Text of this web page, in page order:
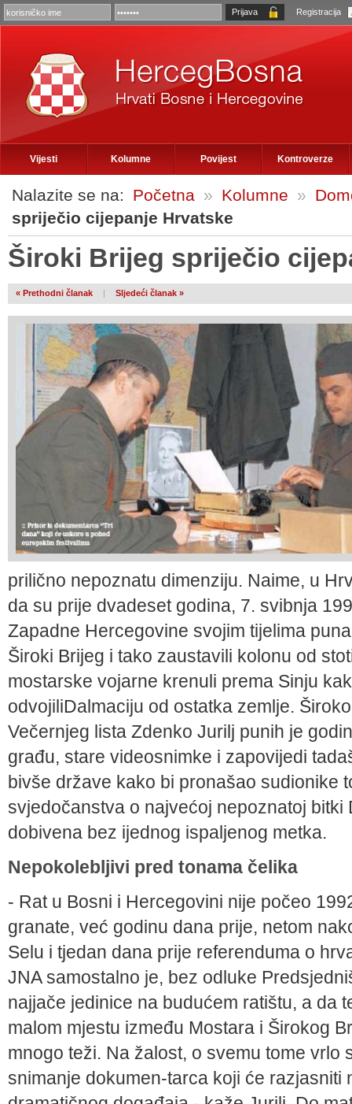
Registracija
Vijesti Kolumne Povijest Kontroverze
Nalazite se na: Početna » Kolumne »
spriječio cijepanje Hrvatske
Široki Brijeg spriječio
« Prethodni članak | Sljedeći članak »
prilično nepoznatu dimenzi­ju. Naime, u
da su prije dvadeset godina, 7. svib­nja
Zapadne Hercegovine svojim tijelima
Široki Brijeg i tako zaustavili kolonu od
mostarske vojarne krenuli prema Sinju
odvojiliDalmaciju od ostatka zemlje.
Večernjeg lista Zdenko Jurilj punih je
građu, stare videosnimke i zapovi­jedi
bivše države kako bi pronašao sudionike
svjedočan­stva o najvećoj nepoznatoj bitki
dobivena bez ijednog ispaljenog metka.
Nepokolebljivi pred tonama čelika
- Rat u Bosni i Hercegovini nije počeo
granate, već godinu dana prije, netom
Selu i tjedan dana pri­je referenduma o
JNA samostalno je, bez odlu­ke
najjače jedinice na budućem ratištu, a da
malom mjestu između Mostara i Širokog
mnogo teži. Na žalost, o svemu tome vrlo
snimanje dokumen-tarca koji će razjasniti